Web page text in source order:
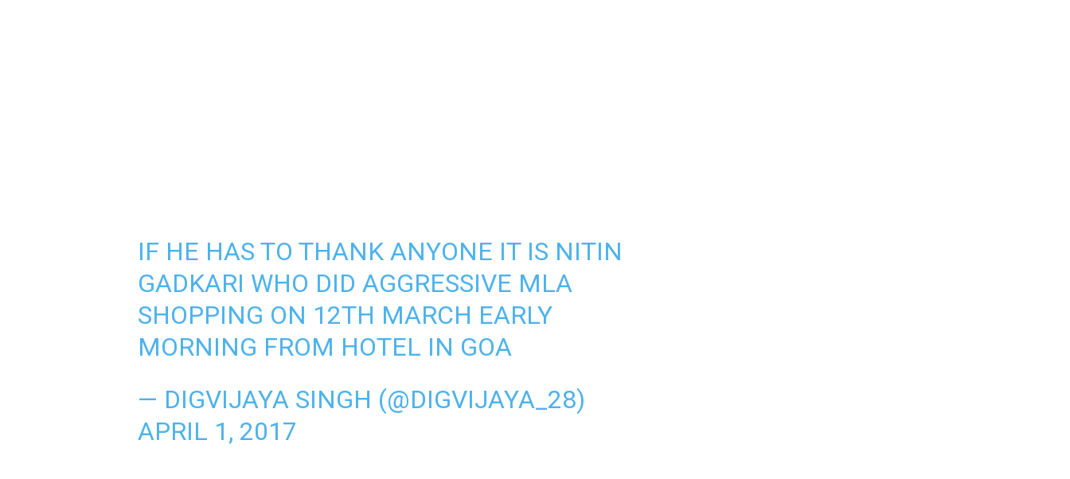
IF HE HAS TO THANK ANYONE IT IS NITIN
GADKARI WHO DID AGGRESSIVE MLA
SHOPPING ON 12TH MARCH EARLY
MORNING FROM HOTEL IN GOA
— DIGVIJAYA SINGH (@DIGVIJAYA_28)
APRIL 1, 2017